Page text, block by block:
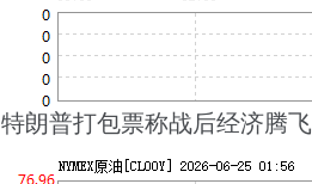
特朗普打包票称战后经济腾飞